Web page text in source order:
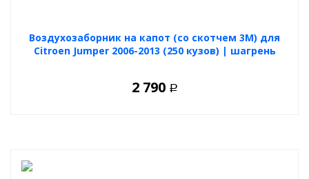
Воздухозаборник на капот (со скотчем 3М) для
Citroen Jumper 2006-2013 (250 кузов) | шагрень
2 790 Р